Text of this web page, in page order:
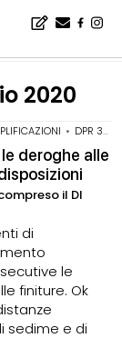
2020
• DPR 380/2001
deroghe alle
il Dl
di
le
finiture. Ok
sedime e di